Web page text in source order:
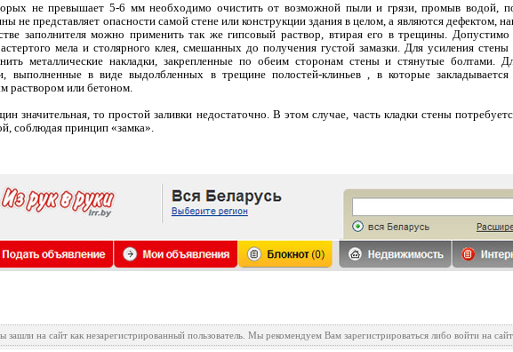
не превышает 5-6 мм необходимо очистить от возможной пыли и грязи, промыв водой,
не представляет опасности самой стене или конструкции здания в целом, а являются дефектом,
заполнителя можно применить так же гипсовый раствор, втирая его в трещины. Допустимо
мела и столярного клея, смешанных до получения густой замазки. Для усиления стены
металлические накладки, закрепленные по обеим сторонам стены и стянутые
выполненные в виде выдолбленных в трещине полостей-клиньев , в которые
раствором или бетоном.
значительная, то простой заливки недостаточно. В этом случае, часть кладки стены
соблюдая принцип «замка».
зашли на сайт как незарегистрированный пользователь. Мы рекомендуем Вам зарегистрироваться либо войти на